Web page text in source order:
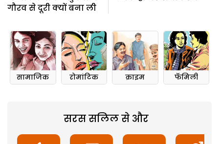
गौरव से दूरी क्यों बना ली
सामाजिक रोमांटिक क्राइम फॅमिली
सरस सलिल से और